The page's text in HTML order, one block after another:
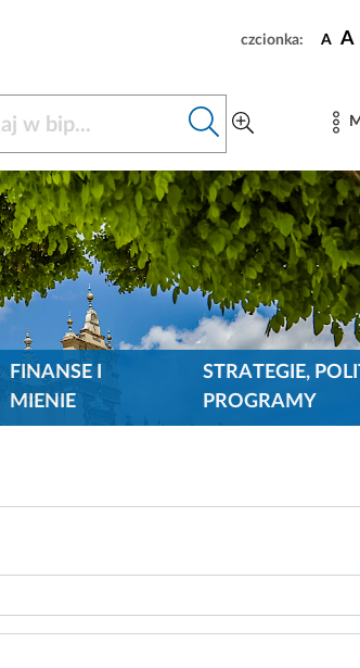
czcionka: A A
FINANSE I
MIENIE
STRATEGIE,
PROGRAMY